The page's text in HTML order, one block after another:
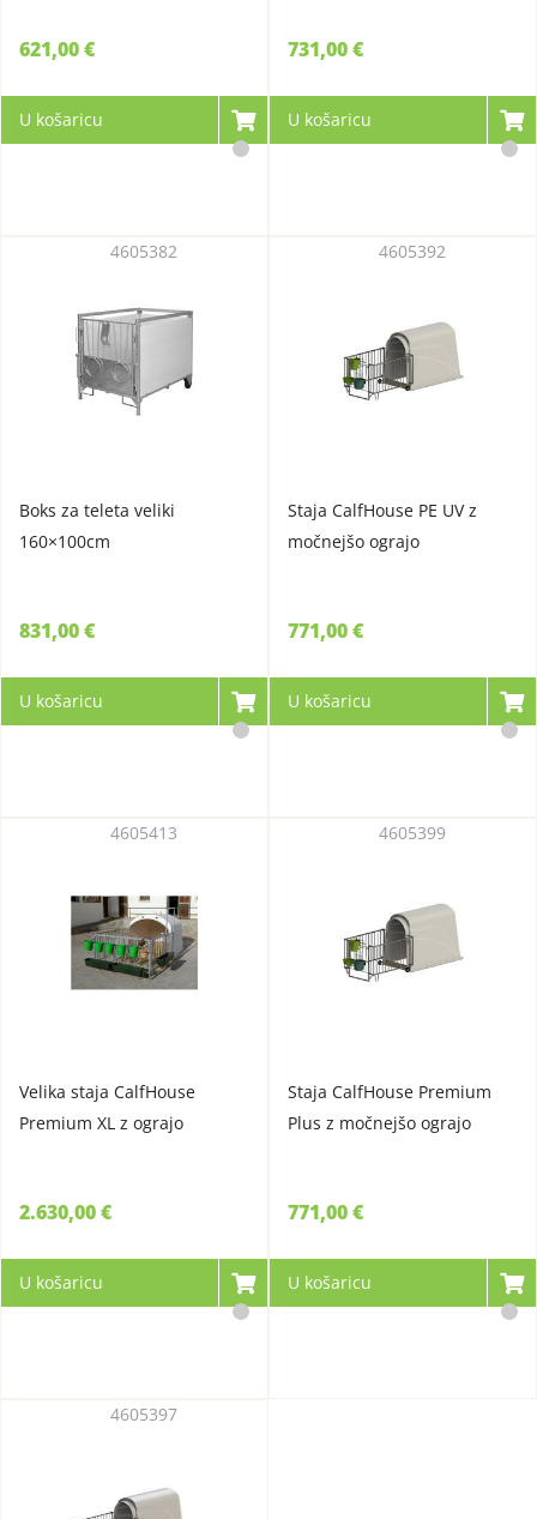
621,00 €
U košaricu
731,00 €
U košaricu
Boks za teleta veliki
160×100cm
4605382
831,00 €
U košaricu
Staja CalfHouse PE UV z
močnejšo ograjo
4605392
771,00 €
U košaricu
Velika staja CalfHouse
Premium XL z ograjo
4605413
2.630,00 €
U košaricu
Staja CalfHouse Premium
Plus z močnejšo ograjo
4605399
771,00 €
U košaricu
4605397